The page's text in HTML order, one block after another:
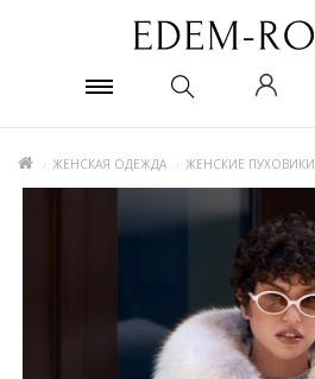
ЖЕНСКАЯ ОДЕЖДА ЖЕНСКИЕ ПУХОВИКИ